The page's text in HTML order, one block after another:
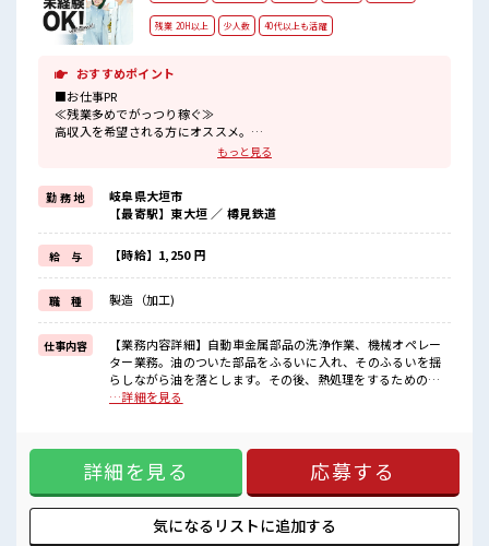
残業 20H以上 少人数 40代以上も活躍
おすすめポイント
■お仕事PR
≪残業多めでがっつり稼ぐ≫
高収入を希望される方にオススメ。
残業は月20時間以上あります♪
派手過ぎなければ髪型や髪色自由♪
(規定有)≪動きやすい制服アリ≫
制服があるので、
毎日の服装の悩み解消♪
≪未経験でも活躍できる≫
新しいことにチャレンジするのは不安だけど、
しっかり働く環境が整っています！
イチからスキルUP・ステップUP目指していきましょう！
≪自分に合った期間で働ける≫
福利厚生が整った派遣のお仕事です！
■職場の雰囲気
少人数でアットホームな雰囲気の職場！
残業がしっかりあるお仕事！
もっと見る
勤 務 地
岐阜県大垣市
【最寄駅】東大垣 ／ 樽見鉄道
給 与 【時給】1,250 円
職 種 製造（加工)
仕事内容
【業務内容詳細】自動車金属部品の洗浄作業、機械オペレー
ター業務。油のついた部品をふるいに入れ、そのふるいを揺
らしながら油を落とします。その後、熱処理をするための機
械に部品を投入します。(バレル研磨。研磨機に投入し洗浄す
は月20時間以上あります♪ ≪モチベーションもUP≫ 派手過
ぎなければ髪型や髪色自由♪ (規定有)≪動きやすい制服アリ
≫ 制服があるので、 毎日の服装の悩み解消♪ ≪未経験でも活
躍できる≫ 新しいことにチャレンジするのは不安だけど、 し
っかり働く環境が整っています！ イチからスキルUP・ステッ
プUP目指していきましょう！ ≪自分に合った期間で働ける≫
…詳細を見る
詳細を見る 応募する
気になるリストに追加する